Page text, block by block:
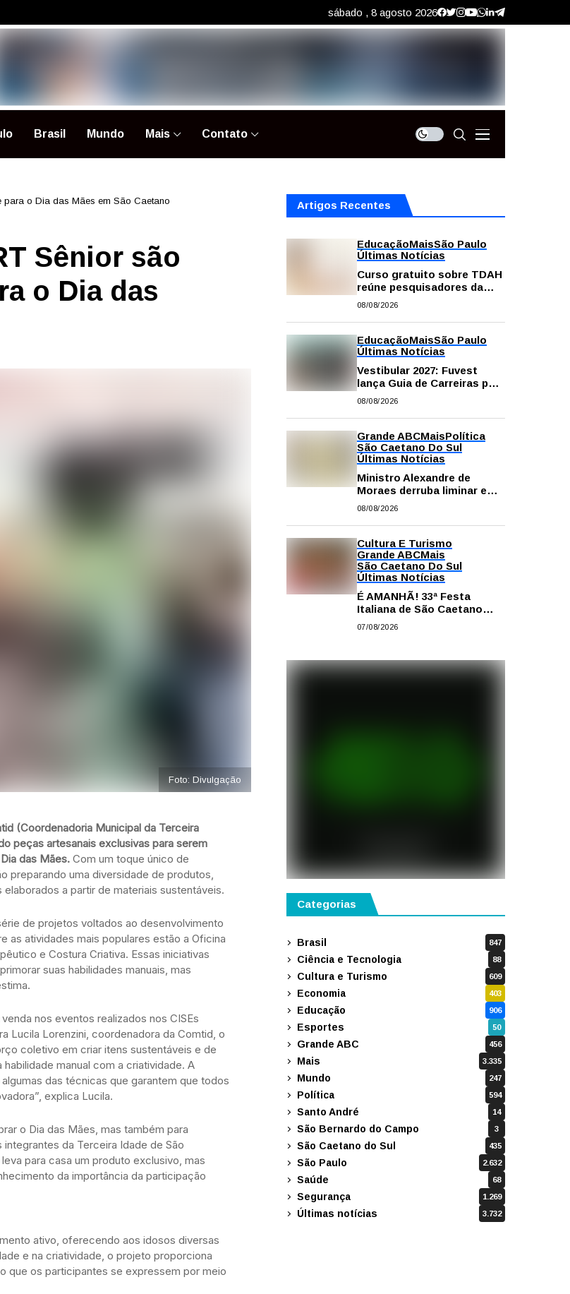
sábado , 8 agosto 2026
Brasil Mundo Mais Contato
para o Dia das Mães em São Caetano
Sênior são
o Dia das
Foto: Divulgação
(Coordenadoria Municipal da Terceira
peças artesanais exclusivas para serem
das Mães. Com um toque único de
preparando uma diversidade de produtos,
a partir de materiais sustentáveis.
de projetos voltados ao desenvolvimento
as atividades mais populares estão a Oficina
e Costura Criativa. Essas iniciativas
suas habilidades manuais, mas
nos eventos realizados nos CISEs
Lucila Lorenzini, coordenadora da Comtid, o
coletivo em criar itens sustentáveis e de
manual com a criatividade. A
das técnicas que garantem que todos
explica Lucila.
o Dia das Mães, mas também para
da Terceira Idade de São
para casa um produto exclusivo, mas
da importância da participação
ativo, oferecendo aos idosos diversas
e na criatividade, o projeto proporciona
que os participantes se expressem por meio
Artigos Recentes
EducaçãoMaisSão Paulo
Últimas Notícias
Curso gratuito sobre TDAH
reúne pesquisadores da
USP; veja como se
08/08/2026
EducaçãoMaisSão Paulo
Últimas Notícias
Vestibular 2027: Fuvest
lança Guia de Carreiras para
auxiliar candidatos na
08/08/2026
Grande ABCMaisPolítica
São Caetano Do Sul
Últimas Notícias
Ministro Alexandre de
Moraes derruba liminar e
restabelece andamento de
contra vereador Matheus
Gianello
08/08/2026
Cultura E Turismo
Grande ABCMais
São Caetano Do Sul
Últimas Notícias
É AMANHÃ! 33ª Festa
Italiana de São Caetano
começa neste sábado com
07/08/2026
Categorias
Brasil 847
Ciência e Tecnologia 88
Cultura e Turismo 609
Economia 403
Educação 906
Esportes 50
Grande ABC 456
Mais 3.335
Mundo 247
Política 594
Santo André 14
São Bernardo do Campo 3
São Caetano do Sul 435
São Paulo 2.632
Saúde 68
Segurança 1.269
Últimas notícias 3.732